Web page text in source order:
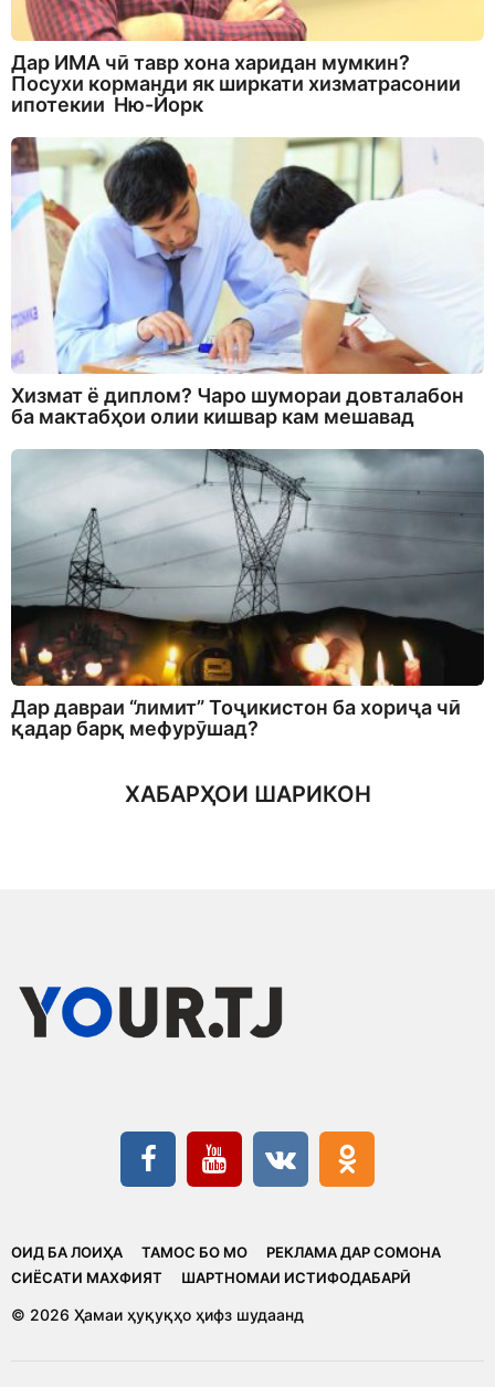
Дар ИМА чӣ тавр хона харидан мумкин?
Посухи корманди як ширкати хизматрасонии
ипотекии Ню-Йорк
Хизмат ё диплом? Чаро шумораи довталабон
ба мактабҳои олии кишвар кам мешавад
Дар давраи “лимит” Тоҷикистон ба хориҷа чӣ
қадар барқ мефурӯшад?
ХАБАРҲОИ ШАРИКОН
ОИД БА ЛОИҲА ТАМОС БО МО
РЕКЛАМА ДАР СОМОНА
CИЁСАТИ МАХФИЯТ
ШАРТНОМАИ ИСТИФОДАБАРӢ
© 2026 Ҳамаи ҳуқуқҳо ҳифз шудаанд